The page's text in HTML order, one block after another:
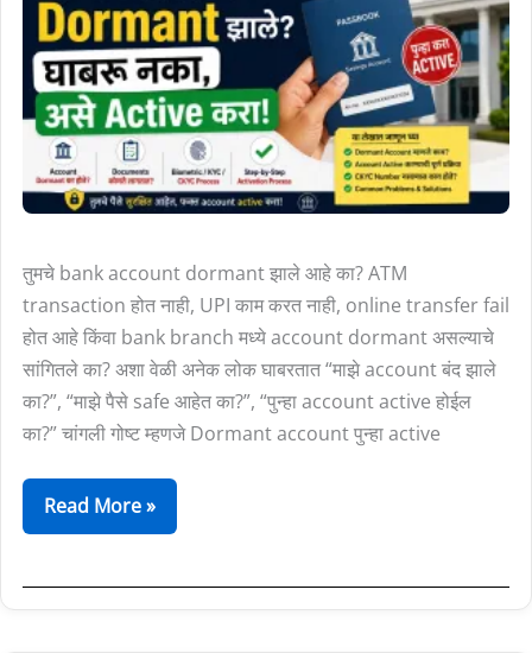
तुमचे bank account dormant झाले आहे का? ATM
transaction होत नाही, UPI काम करत नाही, online transfer fail
होत आहे किंवा bank branch मध्ये account dormant असल्याचे
सांगितले का? अशा वेळी अनेक लोक घाबरतात “माझे account बंद झाले
का?”, “माझे पैसे safe आहेत का?”, “पुन्हा account active होईल
का?” चांगली गोष्ट म्हणजे Dormant account पुन्हा active
नका,
असे
Active
करा
|
Dormant
Account
Process
Read More »